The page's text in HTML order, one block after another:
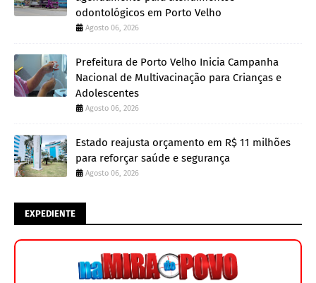
odontológicos em Porto Velho
Agosto 06, 2026
Prefeitura de Porto Velho Inicia Campanha
Nacional de Multivacinação para Crianças e
Adolescentes
Agosto 06, 2026
Estado reajusta orçamento em R$ 11 milhões
para reforçar saúde e segurança
Agosto 06, 2026
EXPEDIENTE